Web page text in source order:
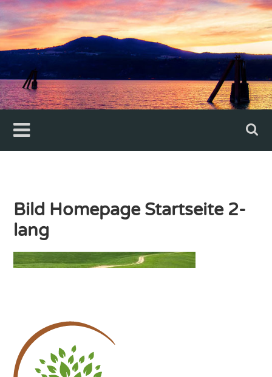
Skip
to
content
Bild Homepage Startseite 2-
lang